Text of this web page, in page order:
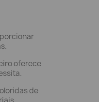
oferece
de